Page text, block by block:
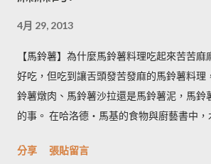
4月 29, 2013
【馬鈴薯】為什麼馬鈴薯料理吃起來苦苦麻
好吃，但吃到讓舌頭發苦發麻的馬鈴薯料理
鈴薯燉肉、馬鈴薯沙拉還是馬鈴薯泥，馬鈴
的事。 在哈洛德‧馬基的食物與廚藝書中
房知識！ ◆ 馬鈴薯有苦味正常嗎？ 正常。
分享 張貼留言